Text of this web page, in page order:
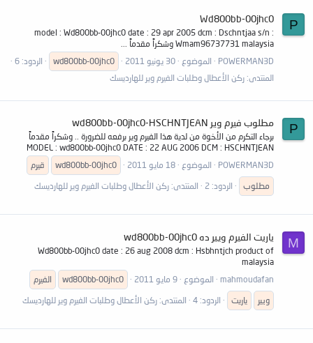
P
Wd800bb-00jhc0
model : Wd800bb-00jhc0 date : 29 apr 2005 dcm : Dschntjaa s/n :
Wmam96737731 malaysia وشكراً مقدماً ...
POWERMAN3D
الموضوع 30 يونيو 2011 wd800bb-00jhc0
الردود: 6
المنتدى: ركن الأعطال وطلبات الفيرم وير للهارديسك
P مطلوب فيرم وير wd800bb-00jhc0-HSCHNTJEAN
برجاء التكرم من الأخوة من لدية هذا الفيرم وير برفعه للضرورة .. وشكراً مقدماً
MODEL : wd800bb-00jhc0 DATE : 22 AUG 2006 DCM : HSCHNTJEAN
POWERMAN3D
الموضوع 18 مايو 2011 wd800bb-00jhc0
قيرم
مطلوب
الردود: 2 المنتدى: ركن الأعطال وطلبات الفيرم وير للهارديسك
M ياريت الفيرم ويير ده wd800bb-00jhc0
Wd800bb-00jhc0 date : 26 aug 2008 dcm : Hsbhntjch product of
malaysia
mahmoudafan
الموضوع 9 مايو 2011 wd800bb-00jhc0
الفيرم
ويير
ياريت الردود: 4 المنتدى: ركن الأعطال وطلبات الفيرم وير للهارديسك